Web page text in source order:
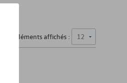
d'éléments affichés :